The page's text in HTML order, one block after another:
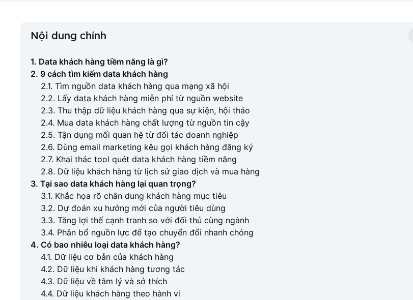
Nội dung chính
1. Data khách hàng tiềm năng là gì?
2. 9 cách tìm kiếm data khách hàng
2.1. Tìm nguồn data khách hàng qua mạng xã hội
2.2. Lấy data khách hàng miễn phí từ nguồn website
2.3. Thu thập dữ liệu khách hàng qua sự kiện, hội thảo
2.4. Mua data khách hàng chất lượng từ nguồn tin cậy
2.5. Tận dụng mối quan hệ từ đối tác doanh nghiệp
2.6. Dùng email marketing kêu gọi khách hàng đăng ký
2.7. Khai thác tool quét data khách hàng tiềm năng
2.8. Dữ liệu khách hàng từ lịch sử giao dịch và mua hàng
3. Tại sao data khách hàng lại quan trọng?
3.1. Khắc họa rõ chân dung khách hàng mục tiêu
3.2. Dự đoán xu hướng mới của người tiêu dùng
3.3. Tăng lợi thế cạnh tranh so với đối thủ cùng ngành
3.4. Phân bổ nguồn lực để tạo chuyển đổi nhanh chóng
4. Có bao nhiêu loại data khách hàng?
4.1. Dữ liệu cơ bản của khách hàng
4.2. Dữ liệu khi khách hàng tương tác
4.3. Dữ liệu về tâm lý và sở thích
4.4. Dữ liệu khách hàng theo hành vi